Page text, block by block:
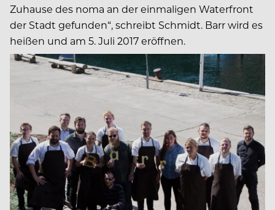
Zuhause des noma an der einmaligen Waterfront
der Stadt gefunden“, schreibt Schmidt. Barr wird es
heißen und am 5. Juli 2017 eröffnen.